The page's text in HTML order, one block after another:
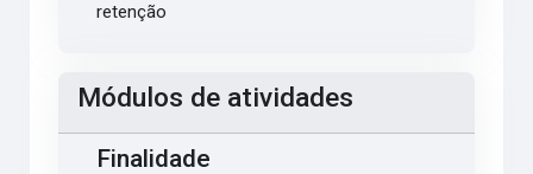
retenção
Módulos de atividades
Finalidade